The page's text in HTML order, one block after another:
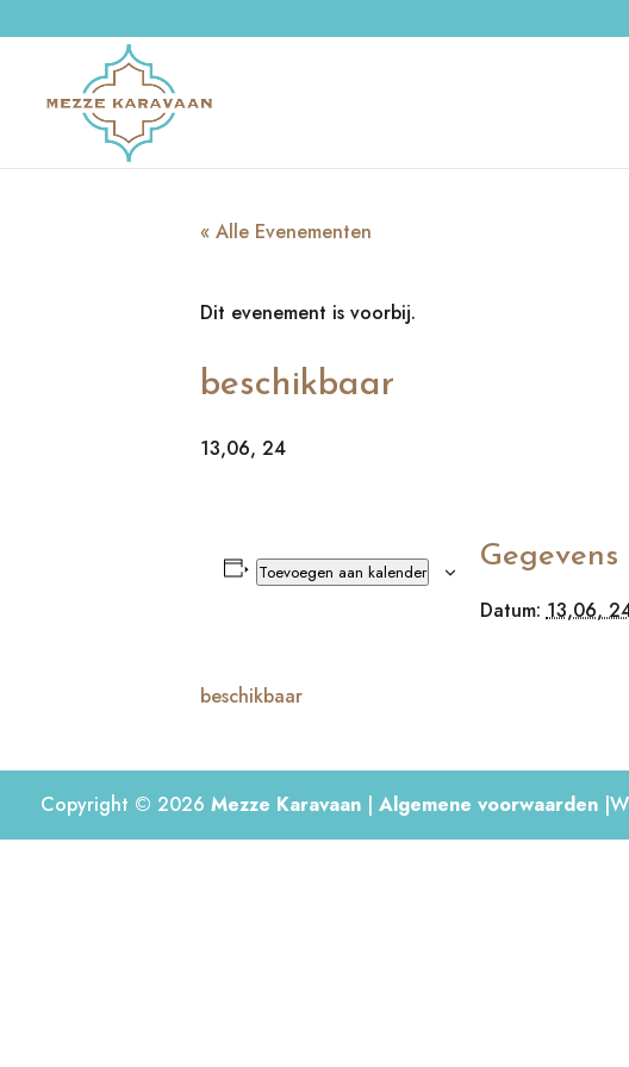
« Alle Evenementen
Dit evenement is voorbij.
beschikbaar
13,06, 24
Toevoegen aan kalender Gegevens
Datum: 13,06,
beschikbaar
Copyright © 2026 Mezze Karavaan| Algemene voorwaarden